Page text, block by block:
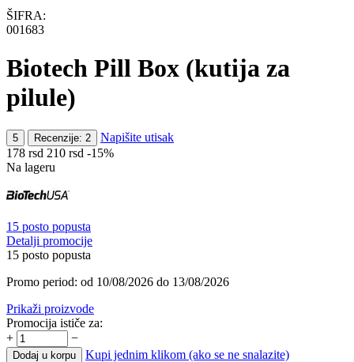
ŠIFRA:
001683
Biotech Pill Box (kutija za
pilule)
5 Recenzije: 2
Napišite utisak
‍178‍ rsd ‍210‍ rsd -15%
Na lageru
15 posto popusta
Detalji promocije
15 posto popusta
Promo period: od 10/08/2026 do 13/08/2026
Prikaži proizvode
Promocija ističe za:
+
−
Dodaj u korpu
Kupi jednim klikom (ako se ne snalazite)